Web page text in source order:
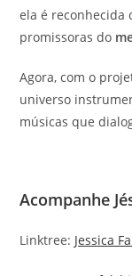
ela é reconhecida
promissoras do
Agora, com o
universo
músicas que
Acompanhe
Linktree: Jessica